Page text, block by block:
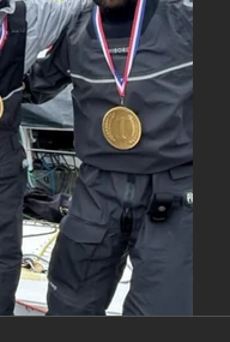
Botin 52 Classe 50
Open 7.50